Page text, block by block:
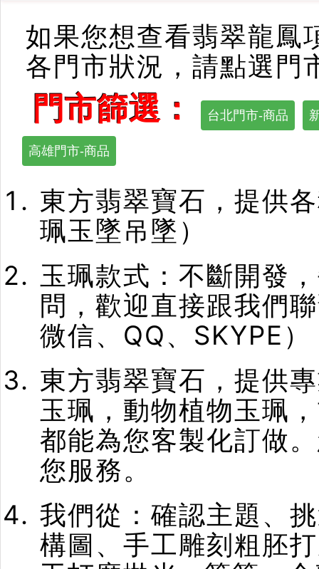
如果您想查看翡翠龍鳳
各門市狀況，請點選門
門市篩選： 台北門市-商品
高雄門市-商品
東方翡翠寶石，提供
珮玉墜吊墜）
玉珮款式：不斷開發
問，歡迎直接跟我們
微信、QQ、SKYPE）
東方翡翠寶石，提供
玉珮，動物植物玉珮
都能為您客製化訂做
您服務。
我們從：確認主題、
構圖、手工雕刻粗胚